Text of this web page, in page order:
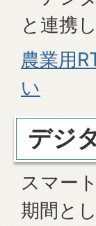
と連携
農業用
い
デジ
スマー
期間と